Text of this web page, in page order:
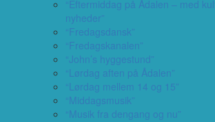
“Eftermiddag på Ådalen – med
nyheder”
“Fredagsdansk”
“Fredagskanalen”
“John’s hyggestund”
“Lørdag aften på Ådalen”
“Lørdag mellem 14 og 15”
“Middagsmusik”
“Musik fra dengang og nu”